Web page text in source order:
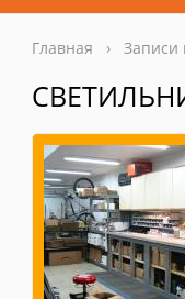
Главная › Записи